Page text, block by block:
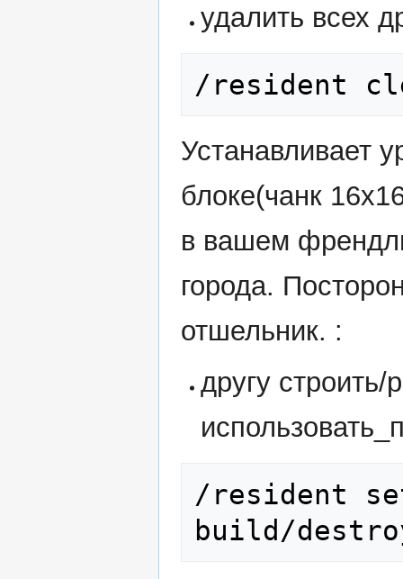
удалить всех
/resident
Устанавливает
блоке(чанк
в вашем
города.
отшельник. :
другу
/resident
build/